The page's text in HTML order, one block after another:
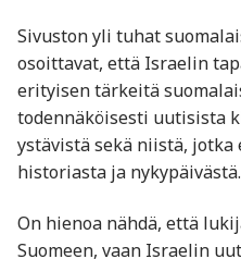
Sivuston yli tuhat
osoittavat, että Israelin
erityisen tärkeitä
todennäköisesti uutisista
ystävistä sekä niistä,
historiasta ja nykypäivästä.
On hienoa nähdä, että
Suomeen, vaan Israelin